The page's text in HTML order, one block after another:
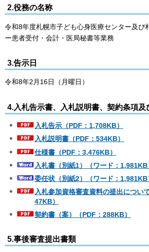
2.役務の名称
令和8年度札幌市子ども心身医療センター及び
ー患者受付・会計・医局秘書等業務
3.告示日
令和8年2月16日（月曜日）
4.入札告示書、入札説明書、契約条項及
入札告示（PDF：1,708KB）
入札説明書（PDF：534KB）
仕様書（PDF：3,476KB）
入札書（別紙1）（ワード：1,981KB
委任状（別紙2）（ワード：1,981KB
入札参加資格審査資料の提出につい
47KB）
契約書（案）（PDF：288KB）
5.事後審査提出書類